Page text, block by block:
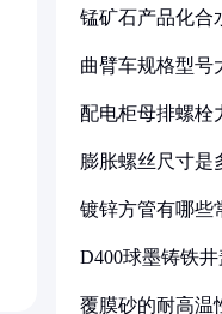
锰矿石产品化合
曲臂车规格型号
配电柜母排螺栓
膨胀螺丝尺寸是
镀锌方管有哪些
D400球墨铸铁
覆膜砂的耐高温